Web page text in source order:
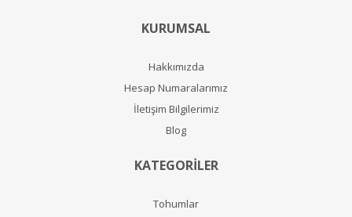
KURUMSAL
Hakkımızda
Hesap Numaralarımız
İletişim Bilgilerimiz
Blog
KATEGORİLER
Tohumlar